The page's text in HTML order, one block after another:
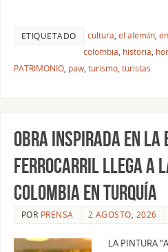
ETIQUETADO cultura, el alemán,
colombia, historia,
PATRIMONIO, paw, turismo, turistas
Obra inspirada en la
Ferrocarril llega a
Colombia en Turquía
POR PRENSA 2 AGOSTO, 2026
LA PINTURA